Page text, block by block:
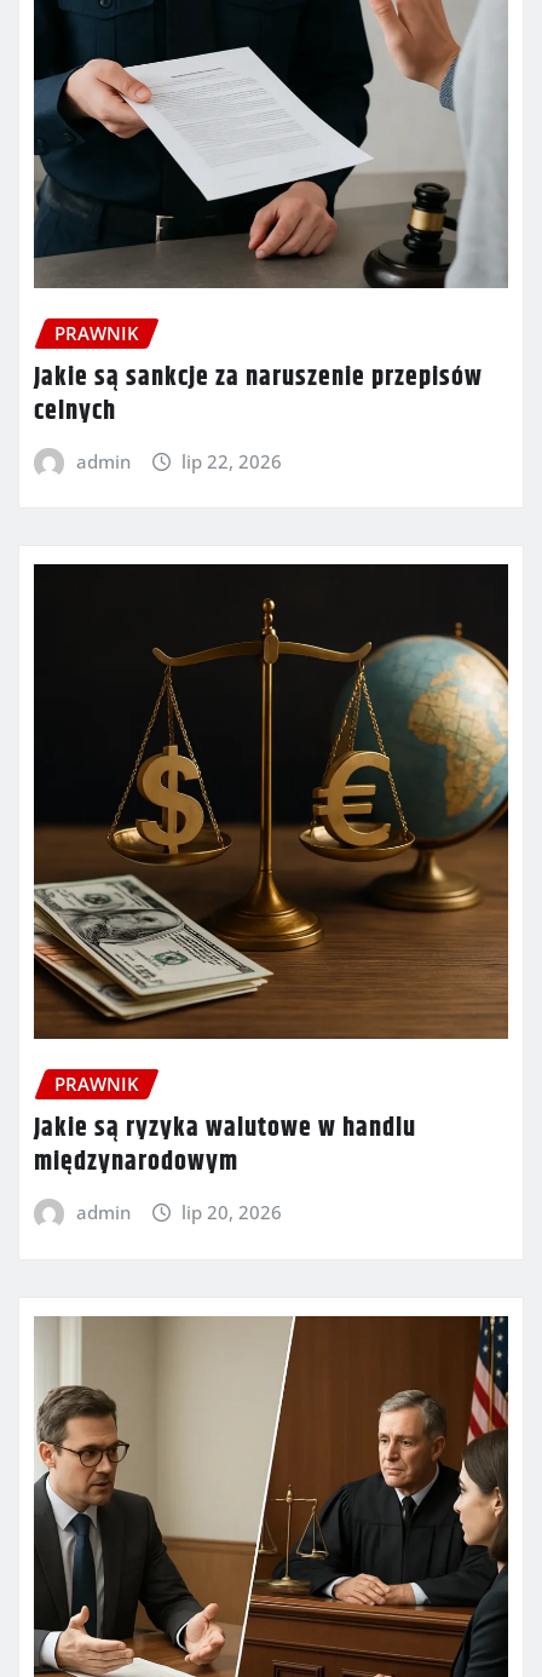
PRAWNIK
Jakie są sankcje za naruszenie przepisów
celnych
admin lip 22, 2026
PRAWNIK
Jakie są ryzyka walutowe w handlu
międzynarodowym
admin lip 20, 2026